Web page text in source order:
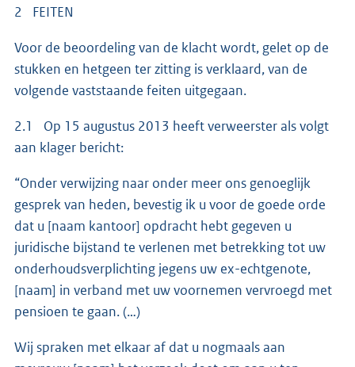
2 FEITEN
Voor de beoordeling van de klacht wordt, gelet op de
stukken en hetgeen ter zitting is verklaard, van de
volgende vaststaande feiten uitgegaan.
2.1 Op 15 augustus 2013 heeft verweerster als volgt
aan klager bericht:
“Onder verwijzing naar onder meer ons genoeglijk
gesprek van heden, bevestig ik u voor de goede orde
dat u [naam kantoor] opdracht hebt gegeven u
juridische bijstand te verlenen met betrekking tot uw
onderhoudsverplichting jegens uw ex-echtgenote,
[naam] in verband met uw voornemen vervroegd met
pensioen te gaan. (…)
Wij spraken met elkaar af dat u nogmaals aan